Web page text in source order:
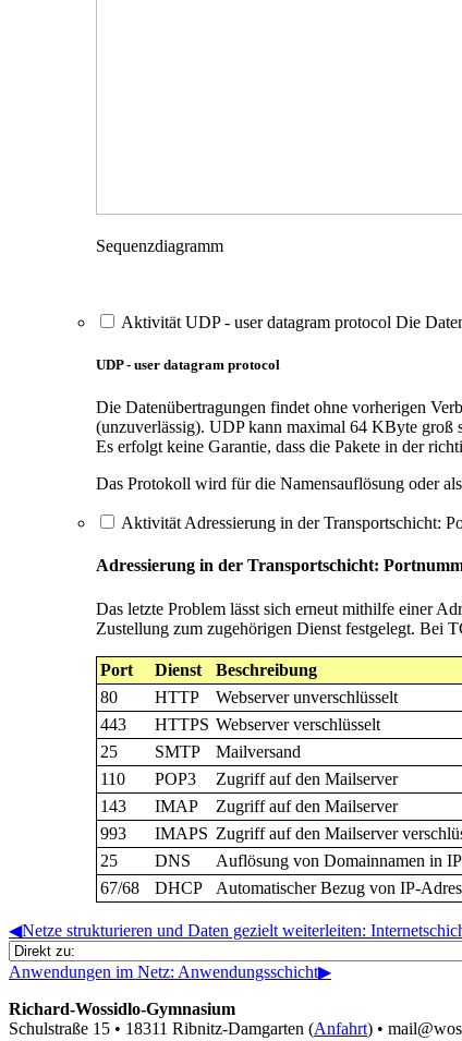
Sequenzdiagramm
Aktivität UDP - user datagram protocol Die
UDP - user datagram protocol
Die Datenübertragungen findet ohne vorherigen
(unzuverlässig). UDP kann maximal 64 KByte groß
Es erfolgt keine Garantie, dass die Pakete in der
Das Protokoll wird für die Namensauflösung oder
Aktivität Adressierung in der Transportschicht:
Adressierung in der Transportschicht:
Das letzte Problem lässt sich erneut mithilfe einer
Zustellung zum zugehörigen Dienst festgelegt. Bei
Port Dienst Beschreibung
80
HTTP Webserver unverschlüsselt
443
HTTPS Webserver verschlüsselt
25
SMTP Mailversand
110
POP3 Zugriff auf den Mailserver
143
IMAP
Zugriff auf den Mailserver
993
IMAPS Zugriff auf den Mailserver
25
DNS Auflösung von Domainnamen in
67/68
DHCP Automatischer Bezug von IP-
◀︎Netze strukturieren und Daten gezielt weiterleiten:
Anwendungen im Netz: Anwendungsschicht▶︎
Richard-Wossidlo-Gymnasium
Schulstraße 15 • 18311 Ribnitz-Damgarten (Anfahrt) •